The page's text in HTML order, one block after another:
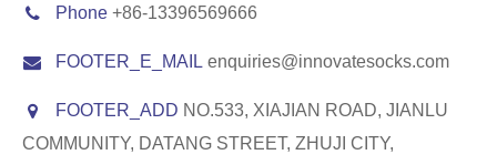
Phone +86-13396569666
FOOTER_E_MAIL enquiries@innovatesocks.com
FOOTER_ADD NO.533, XIAJIAN ROAD, JIANLU
COMMUNITY, DATANG STREET, ZHUJI CITY,